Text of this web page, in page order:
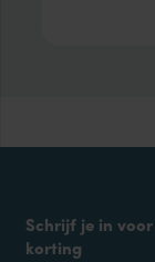
Schrijf je in
korting